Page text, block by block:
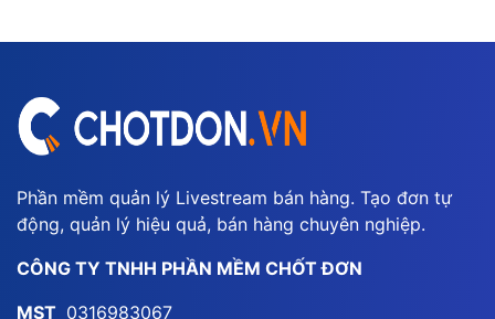
Phần mềm quản lý Livestream bán hàng. Tạo đơn tự
động, quản lý hiệu quả, bán hàng chuyên nghiệp.
CÔNG TY TNHH PHẦN MỀM CHỐT ĐƠN
MST 0316983067